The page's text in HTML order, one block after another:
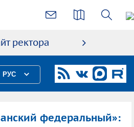
ректора
РУС
федеральный»: